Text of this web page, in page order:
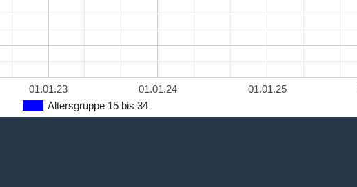
Altersgruppe 15 bis 34
01.01.23 01.01.24 01.01.25